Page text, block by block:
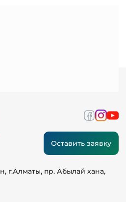
Оставить заявку
г.Алматы, пр. Абылай хана,